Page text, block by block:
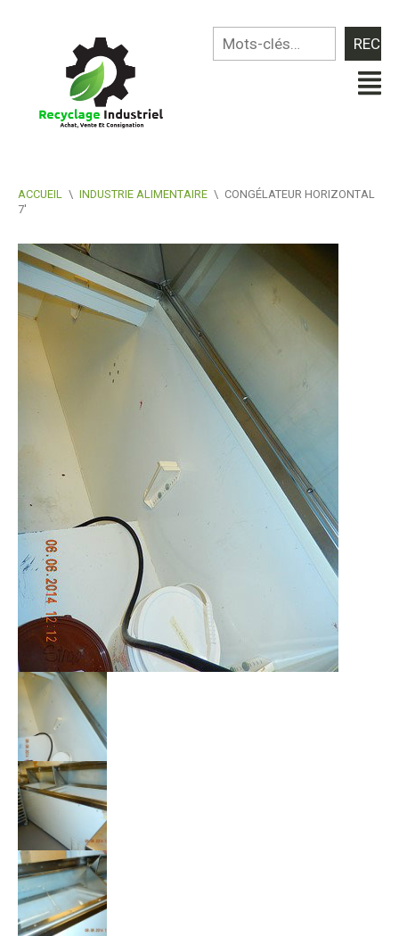
ACCUEIL \ INDUSTRIE ALIMENTAIRE \ CONGÉLATEUR HORIZONTAL
7′